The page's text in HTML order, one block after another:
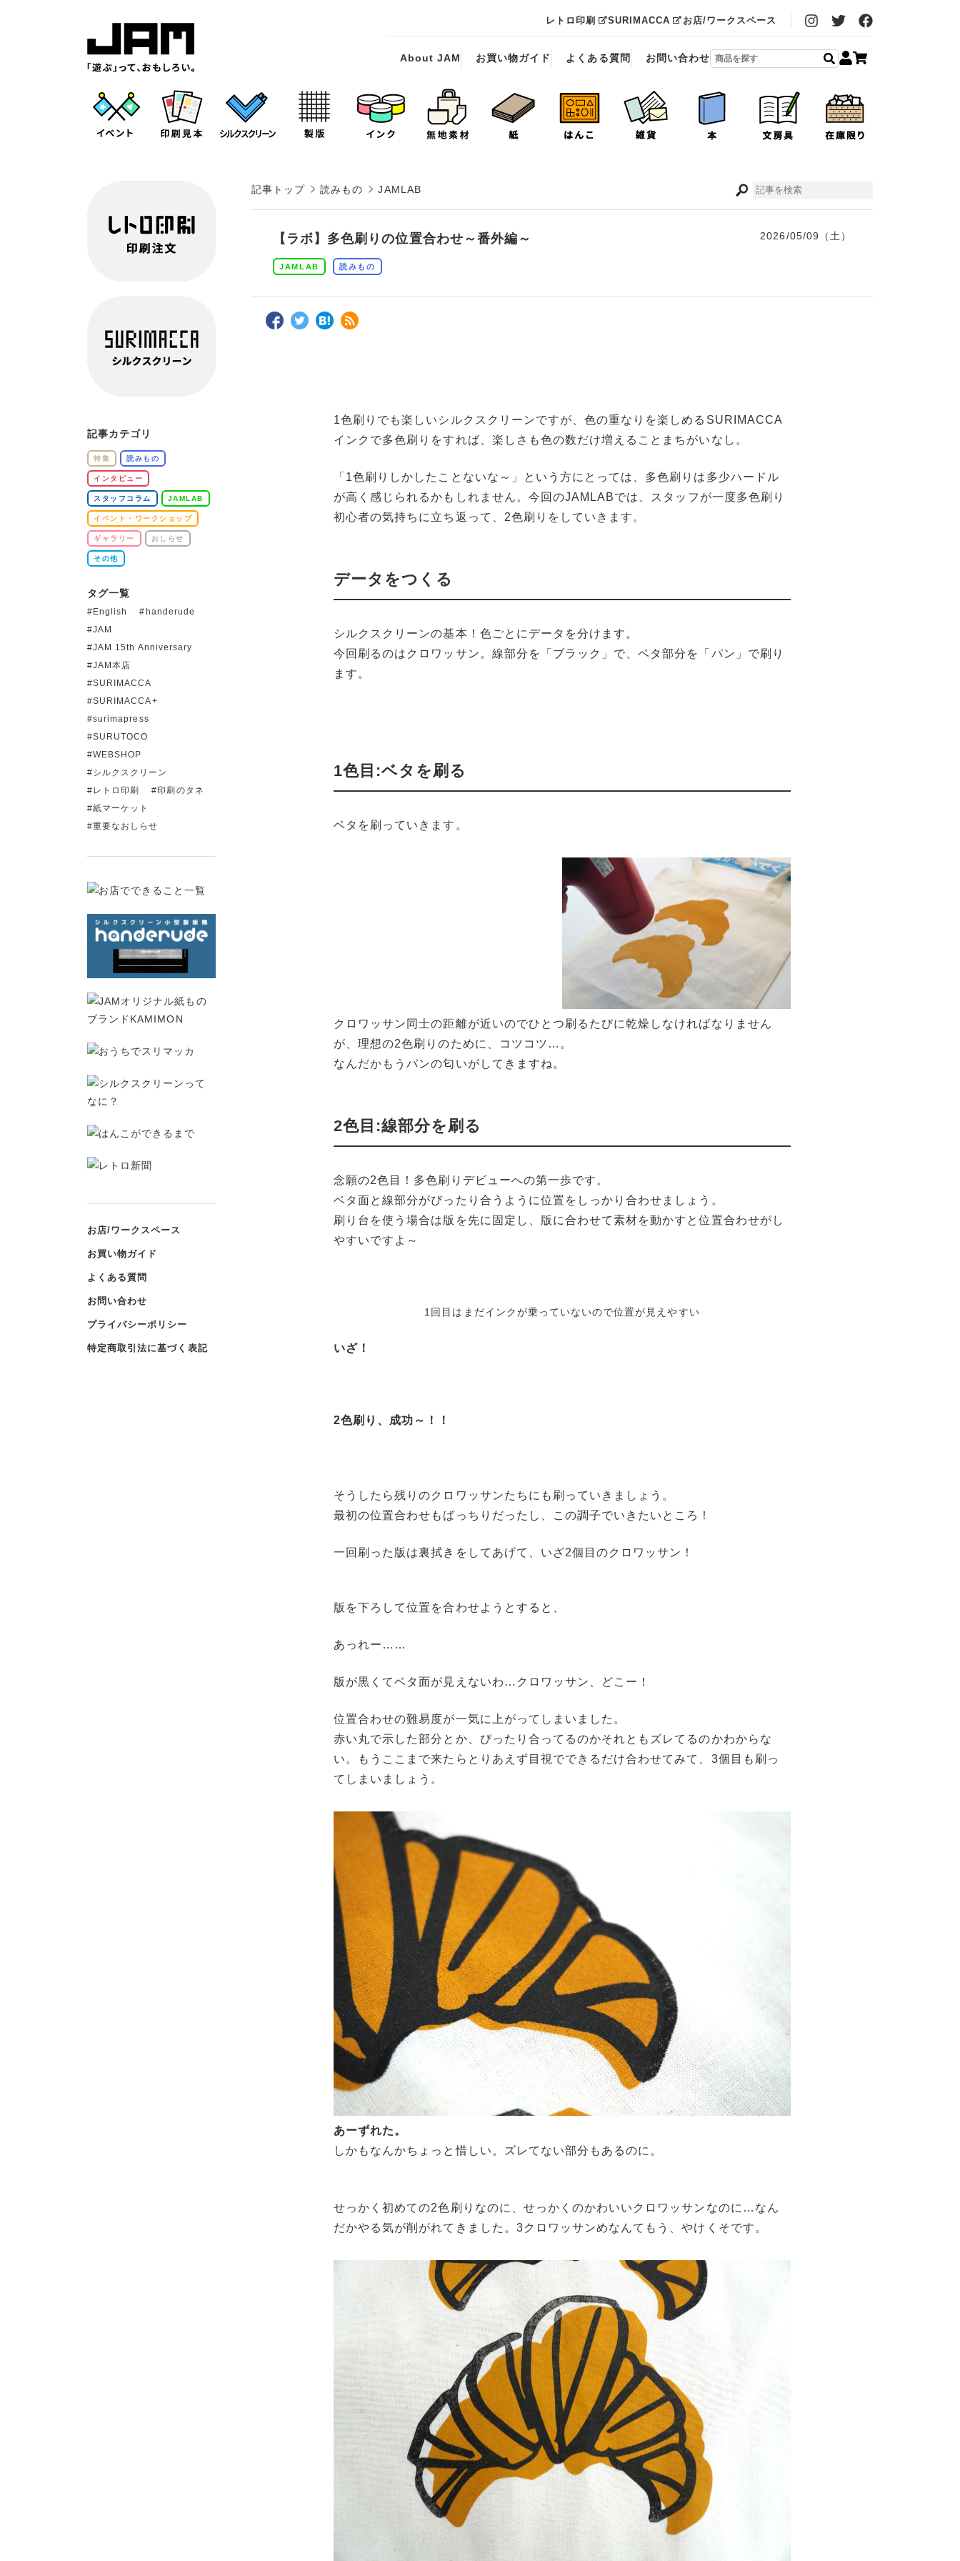
レトロ印刷 SURIMACCA お店/ワークスペース
About JAM お買い物ガイド よくある質問 お問い合わせ
記事トップ 読みもの JAMLAB
【ラボ】多色刷りの位置合わせ～番外編～ 2026/05/09（土）
JAMLAB 読みもの
1色刷りでも楽しいシルクスクリーンですが、色の重なりを楽しめるSURIMACCA
インクで多色刷りをすれば、楽しさも色の数だけ増えることまちがいなし。
「1色刷りしかしたことないな～」という方にとっては、多色刷りは多少ハードル
が高く感じられるかもしれません。今回のJAMLABでは、スタッフが一度多色刷り
初心者の気持ちに立ち返って、2色刷りをしていきます。
データをつくる
シルクスクリーンの基本！色ごとにデータを分けます。
今回刷るのはクロワッサン。線部分を「ブラック」で、ベタ部分を「パン」で刷り
ます。
1色目:ベタを刷る
ベタを刷っていきます。
クロワッサン同士の距離が近いのでひとつ刷るたびに乾燥しなければなりません
が、理想の2色刷りのために、コツコツ…。
なんだかもうパンの匂いがしてきますね。
2色目:線部分を刷る
念願の2色目！多色刷りデビューへの第一歩です。
ベタ面と線部分がぴったり合うように位置をしっかり合わせましょう。
刷り台を使う場合は版を先に固定し、版に合わせて素材を動かすと位置合わせがし
やすいですよ～
1回目はまだインクが乗っていないので位置が見えやすい
いざ！
2色刷り、成功～！！
そうしたら残りのクロワッサンたちにも刷っていきましょう。
最初の位置合わせもばっちりだったし、この調子でいきたいところ！
一回刷った版は裏拭きをしてあげて、いざ2個目のクロワッサン！
版を下ろして位置を合わせようとすると、
あっれー……
版が黒くてベタ面が見えないわ…クロワッサン、どこー！
位置合わせの難易度が一気に上がってしまいました。
赤い丸で示した部分とか、ぴったり合ってるのかそれともズレてるのかわからな
い。もうここまで来たらとりあえず目視でできるだけ合わせてみて、3個目も刷っ
てしまいましょう。
あーずれた。
しかもなんかちょっと惜しい。ズレてない部分もあるのに。
せっかく初めての2色刷りなのに、せっかくのかわいいクロワッサンなのに…なん
だかやる気が削がれてきました。3クロワッサンめなんてもう、やけくそです。
記事カテゴリ
特集 読みもの
インタビュー
スタッフコラム JAMLAB
イベント・ワークショップ
ギャラリー おしらせ
その他
タグ一覧
English
handerude
JAM
JAM 15th Anniversary
JAM本店
SURIMACCA
SURIMACCA+
surimapress
SURUTOCO
WEBSHOP
シルクスクリーン
レトロ印刷
印刷のタネ
紙マーケット
重要なおしらせ
お店/ワークスペース
お買い物ガイド
よくある質問
お問い合わせ
プライバシーポリシー
特定商取引法に基づく表記